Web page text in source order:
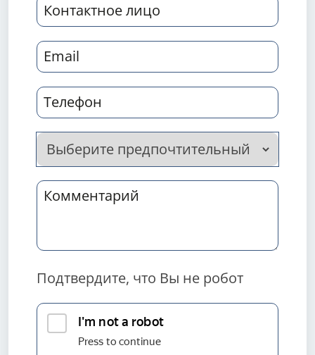
Подтвердите, что Вы не робот